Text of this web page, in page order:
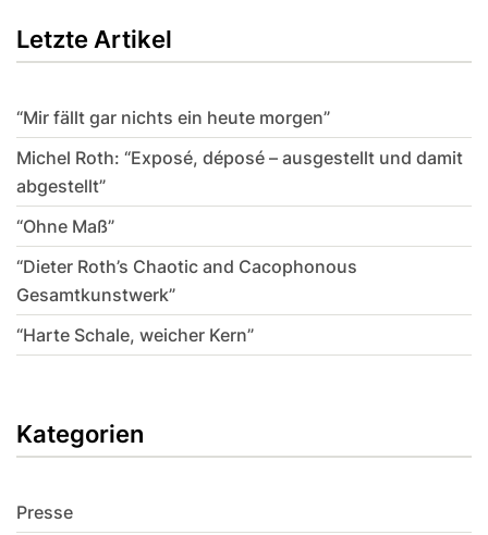
Letzte Artikel
“Mir fällt gar nichts ein heute morgen”
Michel Roth: “Exposé, déposé – ausgestellt und damit
abgestellt”
“Ohne Maß”
“Dieter Roth’s Chaotic and Cacophonous
Gesamtkunstwerk”
“Harte Schale, weicher Kern”
Kategorien
Presse